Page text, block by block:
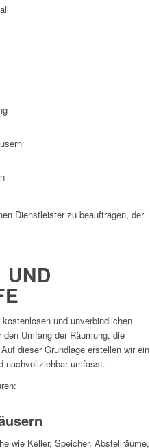
Dienstleister zu beauftragen, der
UND
und unverbindlichen
Umfang der Räumung, die
dieser Grundlage erstellen wir ein
nachvollziehbar umfasst.
wie Keller, Speicher, Abstellräume,